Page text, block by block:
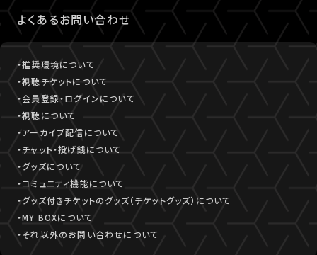
よくあるお問い合わせ
・推奨環境について
・視聴チケットについて
・会員登録・ログインについて
・視聴について
・アーカイブ配信について
・チャット・投げ銭について
・グッズについて
・コミュニティ機能について
・グッズ付きチケットのグッズ（チケットグッズ）について
・MY BOXについて
・それ以外のお問い合わせについて